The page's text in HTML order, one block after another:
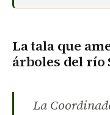
La tala que
árboles del río
La